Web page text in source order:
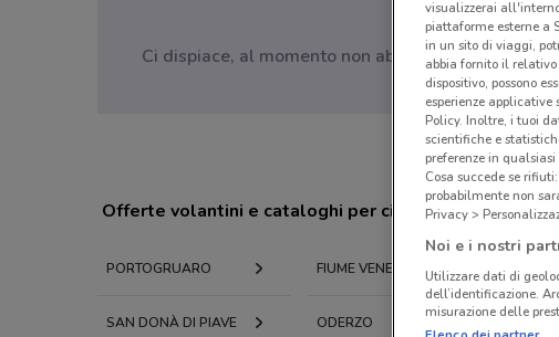
Ci dispiace, al momento non abbiamo pubblicato
Offerte volantini e cataloghi per città nelle vicinanze
PORTOGRUARO FIUME VENETO
SAN DONÀ DI PIAVE ODERZO
visualizzerai
piattaforme esterne a
in un sito di viaggi,
abbia fornito il
dispositivo, possono
esperienze
Policy. Inoltre, i tuoi
scientifiche e
preferenze in
Cosa succede se
probabilmente non
Privacy >
Noi e i nostri
Utilizzare dati di
dell’identificazione.
misurazione delle